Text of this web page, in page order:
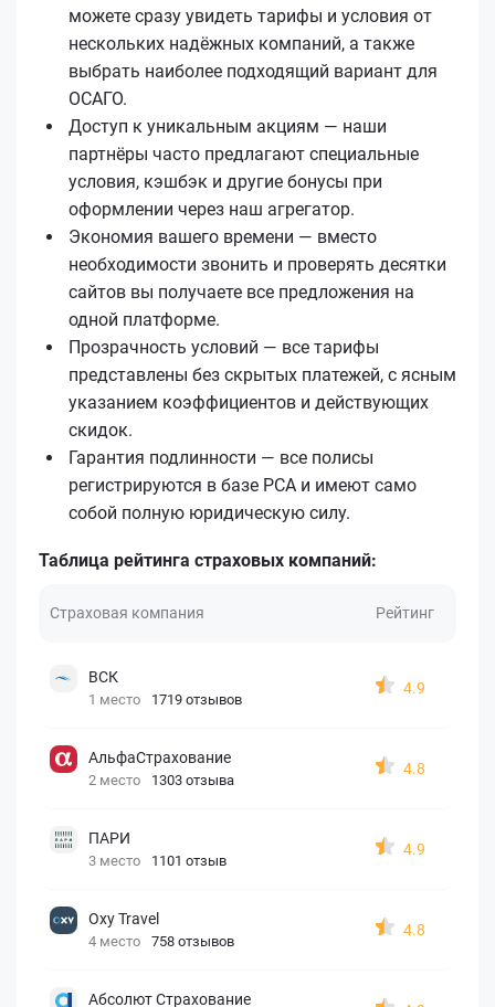
можете сразу увидеть тарифы и условия от
нескольких надёжных компаний, а также
выбрать наиболее подходящий вариант для
ОСАГО.
Доступ к уникальным акциям — наши
партнёры часто предлагают специальные
условия, кэшбэк и другие бонусы при
оформлении через наш агрегатор.
Экономия вашего времени — вместо
необходимости звонить и проверять десятки
сайтов вы получаете все предложения на
одной платформе.
Прозрачность условий — все тарифы
представлены без скрытых платежей, с ясным
указанием коэффициентов и действующих
скидок.
Гарантия подлинности — все полисы
регистрируются в базе РСА и имеют само
собой полную юридическую силу.
Таблица рейтинга страховых компаний:
Страховая компания Рейтинг
ВСК
1 место 1719 отзывов
4.9
АльфаСтрахование
2 место 1303 отзыва
4.8
ПАРИ
3 место 1101 отзыв
4.9
Oxy Travel
4 место 758 отзывов
4.8
Абсолют Страхование